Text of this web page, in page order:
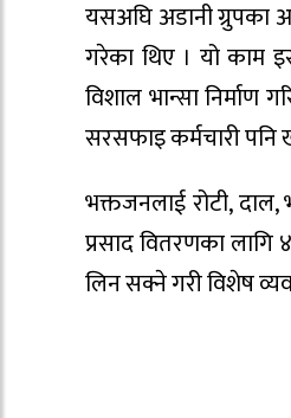
यसअघि अडानी ग्रुपका
गरेका थिए । यो काम
विशाल भान्सा
सरसफाइ कर्मचारी पनि
भक्तजनलाई रोटी,
प्रसाद वितरणका
लिन सक्ने गरी विशेष